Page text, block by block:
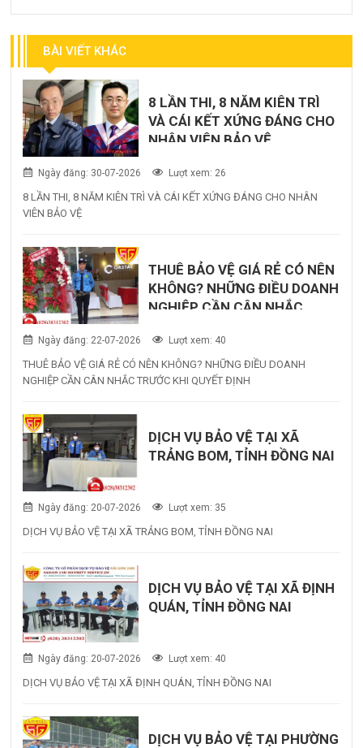
BÀI VIẾT KHÁC
8 LẦN THI, 8 NĂM KIÊN TRÌ
VÀ CÁI KẾT XỨNG ĐÁNG CHO
NHÂN VIÊN BẢO VỆ
Ngày đăng: 30-07-2026 Lượt xem: 26
8 LẦN THI, 8 NĂM KIÊN TRÌ VÀ CÁI KẾT XỨNG ĐÁNG CHO NHÂN
VIÊN BẢO VỆ
THUÊ BẢO VỆ GIÁ RẺ CÓ NÊN
KHÔNG? NHỮNG ĐIỀU DOANH
NGHIỆP CẦN CÂN NHẮC
Ngày đăng: 22-07-2026 Lượt xem: 40
THUÊ BẢO VỆ GIÁ RẺ CÓ NÊN KHÔNG? NHỮNG ĐIỀU DOANH
NGHIỆP CẦN CÂN NHẮC TRƯỚC KHI QUYẾT ĐỊNH
DỊCH VỤ BẢO VỆ TẠI XÃ
TRẢNG BOM, TỈNH ĐỒNG NAI
Ngày đăng: 20-07-2026 Lượt xem: 35
DỊCH VỤ BẢO VỆ TẠI XÃ TRẢNG BOM, TỈNH ĐỒNG NAI
DỊCH VỤ BẢO VỆ TẠI XÃ ĐỊNH
QUÁN, TỈNH ĐỒNG NAI
Ngày đăng: 20-07-2026 Lượt xem: 40
DỊCH VỤ BẢO VỆ TẠI XÃ ĐỊNH QUÁN, TỈNH ĐỒNG NAI
DỊCH VỤ BẢO VỆ TẠI PHƯỜNG